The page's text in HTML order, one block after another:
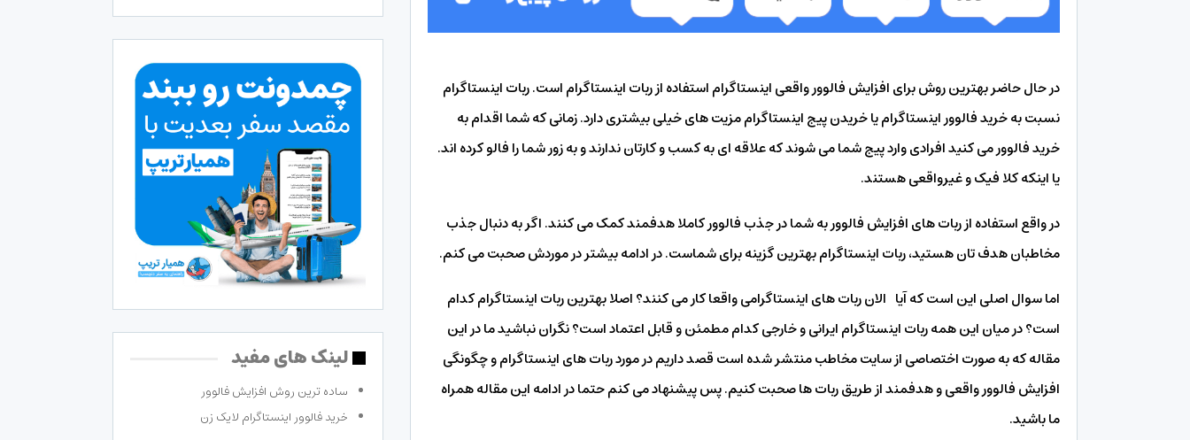
در حال حاضر بهترین روش برای افزایش فالوور واقعی اینستاگرام استفاده از ربات اینستاگرام است. ربات اینستاگرام
نسبت به خرید فالوور اینستاگرام یا خریدن پیج اینستاگرام مزیت های خیلی بیشتری دارد. زمانی که شما اقدام به
خرید فالوور می کنید افرادی وارد پیج شما می شوند که علاقه ای به کسب و کارتان ندارند و به زور شما را فالو کرده اند.
یا اینکه کلا فیک و غیرواقعی هستند.
در واقع استفاده از ربات های افزایش فالوور به شما در جذب فالوور کاملا هدفمند کمک می کنند. اگر به دنبال جذب
مخاطبان هدف تان هستید، ربات اینستاگرام بهترین گزینه برای شماست. در ادامه بیشتر در موردش صحبت می کنم.
اما سوال اصلی این است که آیا الان ربات های اینستاگرامی واقعا کار می کنند؟ اصلا بهترین ربات اینستاگرام کدام
است؟ در میان این همه ربات اینستاگرام ایرانی و خارجی کدام مطمئن و قابل اعتماد است؟ نگران نباشید ما در این
مقاله که به صورت اختصاصی از سایت مخاطب منتشر شده است قصد داریم در مورد ربات های اینستاگرام و چگونگی
افزایش فالوور واقعی و هدفمند از طریق ربات ها صحبت کنیم. پس پیشنهاد می کنم حتما در ادامه این مقاله همراه
ما باشید.
لینک های مفید
ساده ترین روش افزایش فالوور
خرید فالوور اینستاگرام لایک زن